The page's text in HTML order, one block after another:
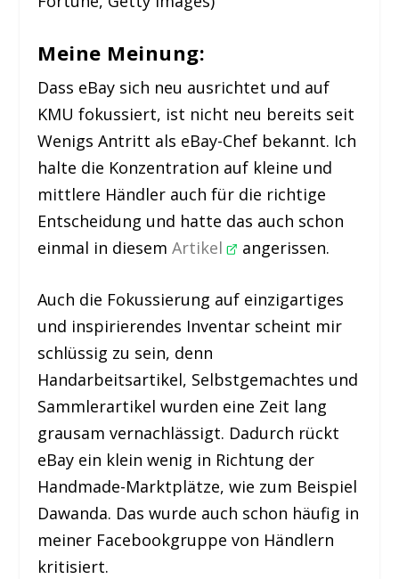
Meine Meinung:
Dass eBay sich neu ausrichtet und auf
KMU fokussiert, ist nicht neu bereits seit
Wenigs Antritt als eBay-Chef bekannt. Ich
halte die Konzentration auf kleine und
mittlere Händler auch für die richtige
Entscheidung und hatte das auch schon
einmal in diesemArtikel angerissen.
Auch die Fokussierung auf einzigartiges
und inspirierendes Inventar scheint mir
schlüssig zu sein, denn
Handarbeitsartikel, Selbstgemachtes und
Sammlerartikel wurden eine Zeit lang
grausam vernachlässigt. Dadurch rückt
eBay ein klein wenig in Richtung der
Handmade-Marktplätze, wie zum Beispiel
Dawanda. Das wurde auch schon häufig in
meiner Facebookgruppe von Händlern
kritisiert.